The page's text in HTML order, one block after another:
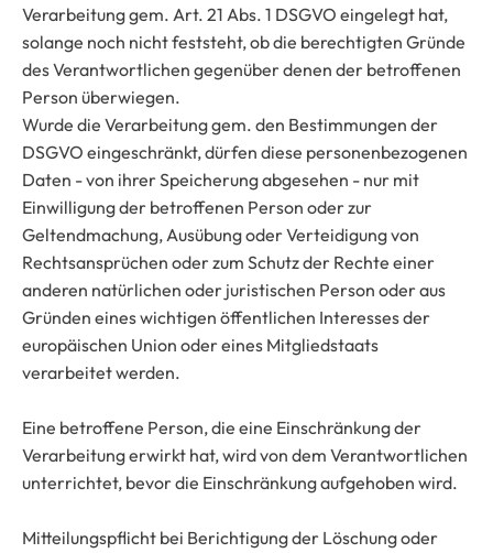
Verarbeitung gem. Art. 21 Abs. 1 DSGVO eingelegt hat,
solange noch nicht feststeht, ob die berechtigten Gründe
des Verantwortlichen gegenüber denen der betroffenen
Person überwiegen.
Wurde die Verarbeitung gem. den Bestimmungen der
DSGVO eingeschränkt, dürfen diese personenbezogenen
Daten - von ihrer Speicherung abgesehen - nur mit
Einwilligung der betroffenen Person oder zur
Geltendmachung, Ausübung oder Verteidigung von
Rechtsansprüchen oder zum Schutz der Rechte einer
anderen natürlichen oder juristischen Person oder aus
Gründen eines wichtigen öffentlichen Interesses der
europäischen Union oder eines Mitgliedstaats
verarbeitet werden.
Eine betroffene Person, die eine Einschränkung der
Verarbeitung erwirkt hat, wird von dem Verantwortlichen
unterrichtet, bevor die Einschränkung aufgehoben wird.
Mitteilungspflicht bei Berichtigung der Löschung oder